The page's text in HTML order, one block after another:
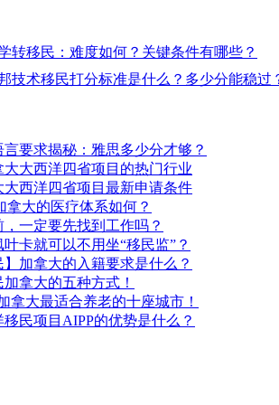
转移民：难度如何？关键条件有哪些？
技术移民打分标准是什么？多少分能稳过
要求揭秘：雅思多少分才够？​
大西洋四省项目的热门行业
大西洋四省项目最新申请条件
拿大的医疗体系如何？
一定要先找到工作吗？
卡就可以不用坐“移民监”？
】加拿大的入籍要求是什么？
拿大的五种方式！
拿大最适合养老的十座城市！
民项目AIPP的优势是什么？